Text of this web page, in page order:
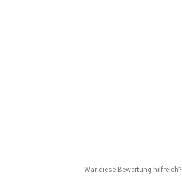
War diese Bewertung hilfreich?